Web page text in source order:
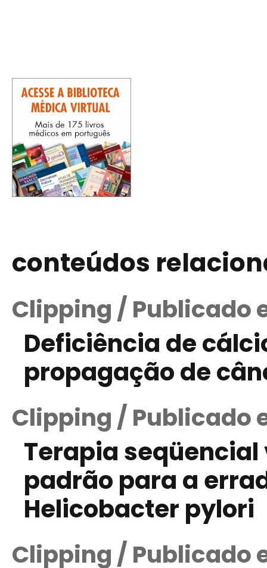
conteúdos
Clipping / Publicado
Deficiência de
propagação de
Clipping / Publicado
Terapia
padrão para a
Helicobacter pylori
Clipping / Publicado